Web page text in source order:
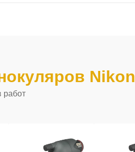
Nikon
работ